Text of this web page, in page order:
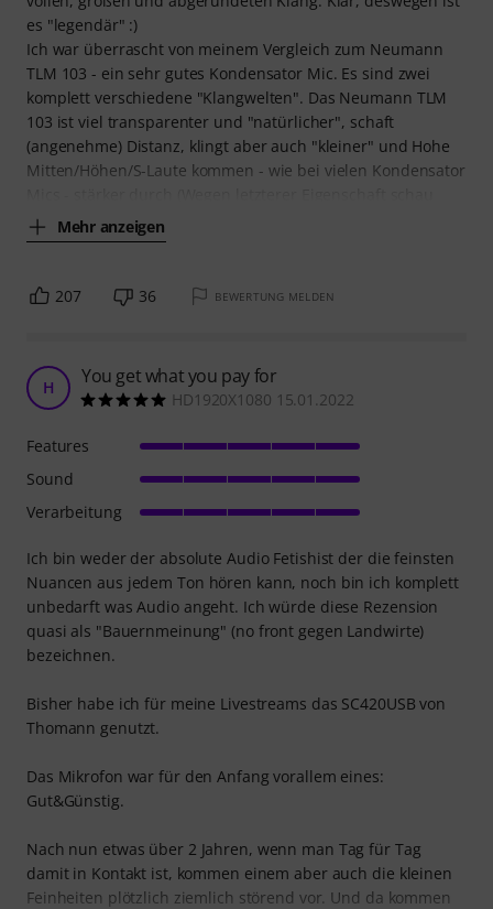
es "legendär" :)
Ich war überrascht von meinem Vergleich zum Neumann
TLM 103 - ein sehr gutes Kondensator Mic. Es sind zwei
komplett verschiedene "Klangwelten". Das Neumann TLM
103 ist viel transparenter und "natürlicher", schaft
(angenehme) Distanz, klingt aber auch "kleiner" und Hohe
Mitten/Höhen/S-Laute kommen - wie bei vielen Kondensator
Mehr anzeigen
207 36 BEWERTUNG MELDEN
H You get what you pay for
HD1920X1080 15.01.2022
Ich bin weder der absolute Audio Fetishist der die feinsten
Nuancen aus jedem Ton hören kann, noch bin ich komplett
unbedarft was Audio angeht. Ich würde diese Rezension
quasi als "Bauernmeinung" (no front gegen Landwirte)
bezeichnen.
Bisher habe ich für meine Livestreams das SC420USB von
Thomann genutzt.
Das Mikrofon war für den Anfang vorallem eines:
Gut&Günstig.
Nach nun etwas über 2 Jahren, wenn man Tag für Tag
damit in Kontakt ist, kommen einem aber auch die kleinen
Feinheiten plötzlich ziemlich störend vor. Und da kommen
Features
Sound
Verarbeitung